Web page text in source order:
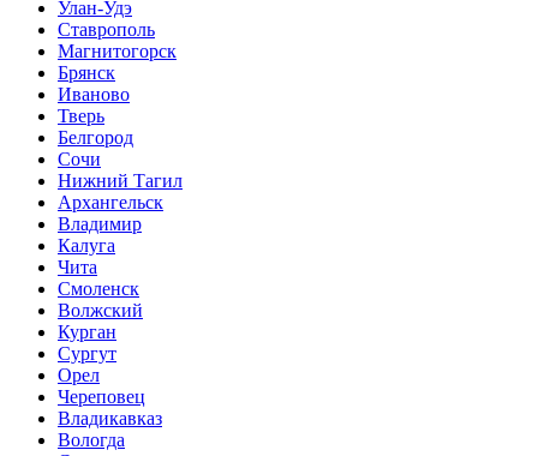
Улан-Удэ
Ставрополь
Магнитогорск
Брянск
Иваново
Тверь
Белгород
Сочи
Нижний Тагил
Архангельск
Владимир
Калуга
Чита
Смоленск
Волжский
Курган
Сургут
Орел
Череповец
Владикавказ
Вологда